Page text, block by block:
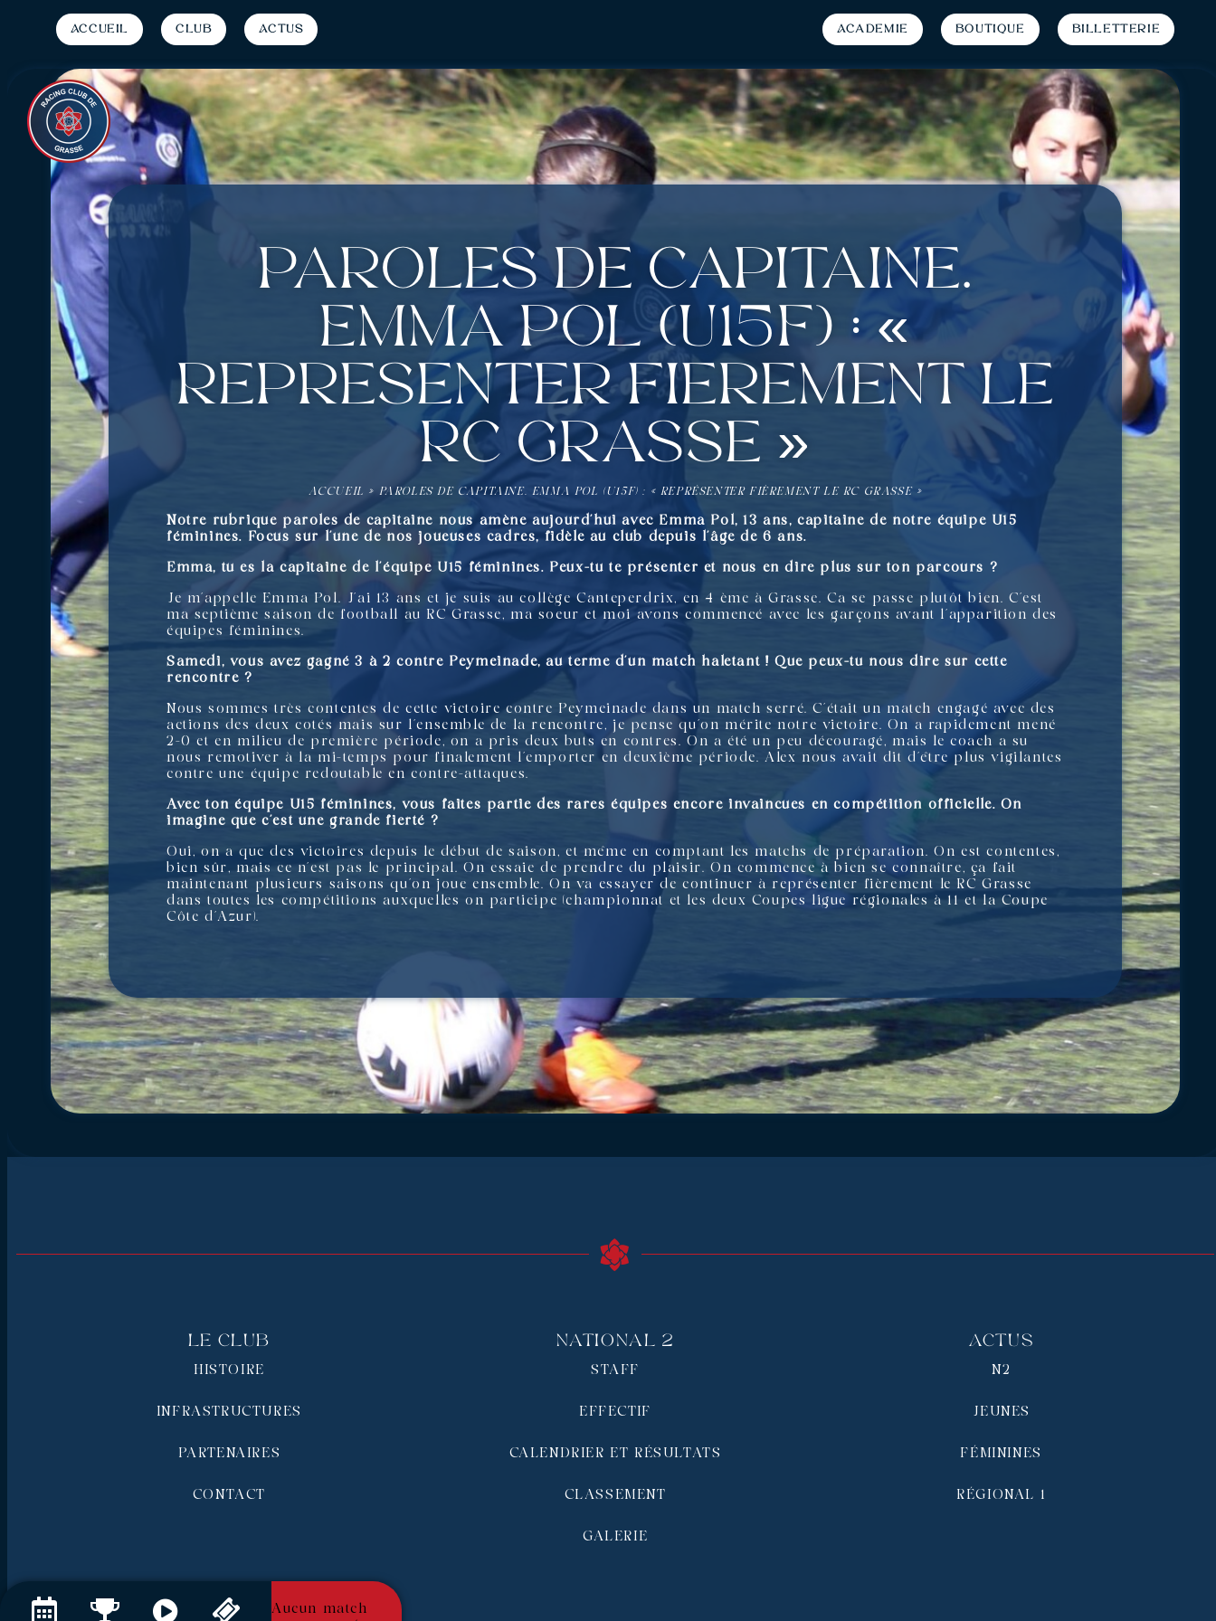
Accueil Club Actus Académie Boutique Billetterie
Aucun match
Paroles de capitaine.
Emma Pol (U15F) : «
Représenter fièrement le
RC Grasse »
ACCUEIL » PAROLES DE CAPITAINE. EMMA POL (U15F) : « REPRÉSENTER FIÈREMENT LE RC GRASSE »
Notre rubrique paroles de capitaine nous amène aujourd’hui avec Emma Pol, 13 ans, capitaine de notre équipe U15
féminines. Focus sur l’une de nos joueuses cadres, fidèle au club depuis l’âge de 6 ans.
Emma, tu es la capitaine de l’équipe U15 féminines. Peux-tu te présenter et nous en dire plus sur ton parcours ?
Je m’appelle Emma Pol. J’ai 13 ans et je suis au collège Canteperdrix, en 4 ème à Grasse. Ca se passe plutôt bien. C’est
ma septième saison de football au RC Grasse, ma soeur et moi avons commencé avec les garçons avant l’apparition des
équipes féminines.
Samedi, vous avez gagné 3 à 2 contre Peymeinade, au terme d’un match haletant ! Que peux-tu nous dire sur cette
rencontre ?
Nous sommes très contentes de cette victoire contre Peymeinade dans un match serré. C’était un match engagé avec des
actions des deux cotés mais sur l’ensemble de la rencontre, je pense qu’on mérite notre victoire. On a rapidement mené
2-0 et en milieu de première période, on a pris deux buts en contres. On a été un peu découragé, mais le coach a su
nous remotiver à la mi-temps pour finalement l’emporter en deuxième période. Alex nous avait dit d’être plus vigilantes
contre une équipe redoutable en contre-attaques.
Avec ton équipe U15 féminines, vous faites partie des rares équipes encore invaincues en compétition officielle. On
imagine que c’est une grande fierté ?
Oui, on a que des victoires depuis le début de saison, et même en comptant les matchs de préparation. On est contentes,
bien sûr, mais ce n’est pas le principal. On essaie de prendre du plaisir. On commence à bien se connaître, ça fait
maintenant plusieurs saisons qu’on joue ensemble. On va essayer de continuer à représenter fièrement le RC Grasse
dans toutes les compétitions auxquelles on participe (championnat et les deux Coupes ligue régionales à 11 et la Coupe
Côte d’Azur).
Le Club
HISTOIRE
INFRASTRUCTURES
PARTENAIRES
CONTACT
National 2
STAFF
EFFECTIF
CALENDRIER ET RÉSULTATS
CLASSEMENT
GALERIE
Actus
N2
JEUNES
FÉMININES
RÉGIONAL 1